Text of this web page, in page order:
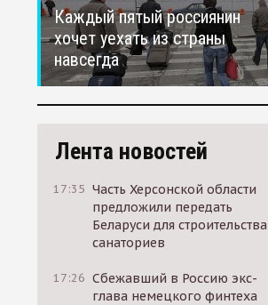
Каждый пятый россиянин
хочет уехать из страны
навсегда
Лента новостей
17:35 Часть Херсонской области
предложили передать
Беларуси для строительства
санаториев
17:26 Сбежавший в Россию экс-
глава немецкого финтеха